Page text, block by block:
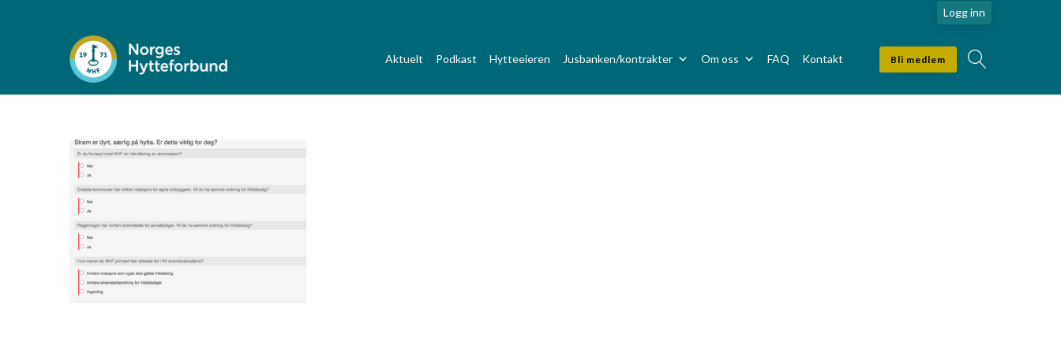
Logg inn
Aktuelt Podkast Hytteeieren Jusbanken/kontrakter Om oss FAQ Kontakt Bli medlem